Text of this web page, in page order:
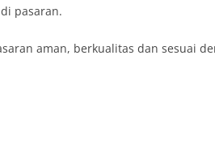
pasaran.
aman, berkualitas dan sesuai